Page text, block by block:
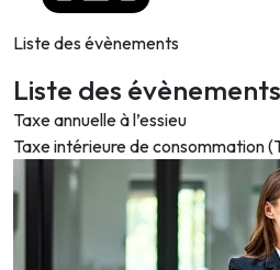
Liste des évènements
Liste des
Taxe annuelle à l’essieu
Taxe intérieure de consommation